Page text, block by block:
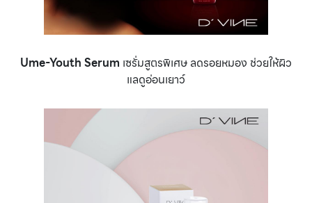
Ume-Youth Serum เซรั่มสูตรพิเศษ ลดรอยหมอง ช่วยให้ผิว
แลดูอ่อนเยาว์